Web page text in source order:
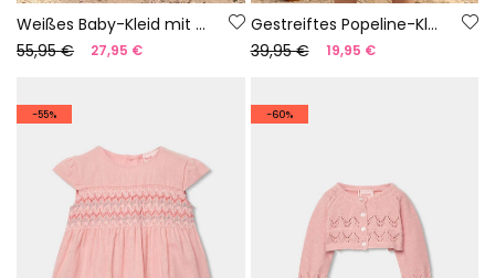
Weißes Baby-Kleid mit Blumen.
55,95 €
27,95 €
Gestreiftes Popeline-Kleid
39,95 €
19,95 €
-55% -60%